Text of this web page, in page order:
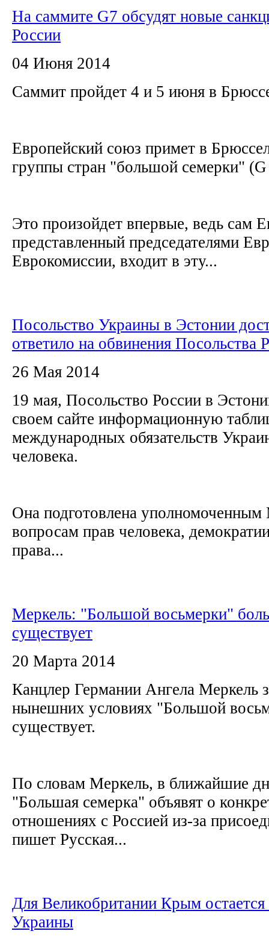
На саммите G7 обсудят новые
России
04 Июня 2014
Саммит пройдет 4 и 5 июня в
Европейский союз примет в
группы стран "большой семерки"
Это произойдет впервые, ведь сам
представленный председателями
Еврокомиссии, входит в эту...
Посольство Украины в Эстонии
ответило на обвинения Посольства
26 Мая 2014
19 мая, Посольство России в
своем сайте информационную
международных обязательств
человека.
Она подготовлена
вопросам прав человека,
права...
Меркель: "Большой восьмерки"
существует
20 Марта 2014
Канцлер Германии Ангела Меркель
нынешних условиях "Большой
существует.
По словам Меркель, в ближайшие
"Большая семерка" объявят о
отношениях с Россией из-за
пишет Русская...
Для Великобритании Крым остается
Украины